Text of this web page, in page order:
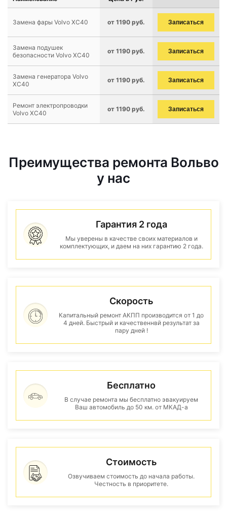
Замена фары Volvo XC40 от 1190 руб. Записаться
Замена подушек
безопасности Volvo XC40
от 1190 руб. Записаться
Замена генератора Volvo
XC40
от 1190 руб. Записаться
Ремонт электропроводки
Volvo XC40
от 1190 руб. Записаться
Преимущества ремонта Вольво
у нас
Гарантия 2 года
Мы уверены в качестве своих материалов и
комплектующих, и даем на них гарантию 2 года.
Скорость
Капитальный ремонт АКПП производится от 1 до
4 дней. Быстрый и качественнвй результат за
пару дней !
Бесплатно
В случае ремонта мы бесплатно эвакуируем
Ваш автомобиль до 50 км. от МКАД-а
Стоимость
Озвучиваем стоимость до начала работы.
Честность в приоритете.